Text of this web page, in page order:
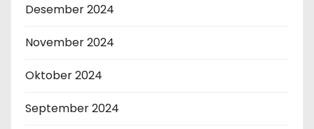
Desember 2024
November 2024
Oktober 2024
September 2024